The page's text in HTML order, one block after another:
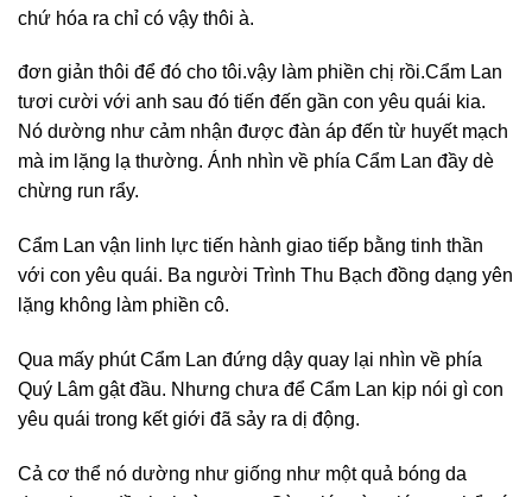
chứ hóa ra chỉ có vậy thôi à.
đơn giản thôi để đó cho tôi. vậy làm phiền chị rồi.Cẩm Lan
tươi cười với anh sau đó tiến đến gần con yêu quái kia.
Nó dường như cảm nhận được đàn áp đến từ huyết mạch
mà im lặng lạ thường. Ánh nhìn về phía Cẩm Lan đầy dè
chừng run rẩy.
Cẩm Lan vận linh lực tiến hành giao tiếp bằng tinh thần
với con yêu quái. Ba người Trình Thu Bạch đồng dạng yên
lặng không làm phiền cô.
Qua mấy phút Cẩm Lan đứng dậy quay lại nhìn về phía
Quý Lâm gật đầu. Nhưng chưa để Cẩm Lan kịp nói gì con
yêu quái trong kết giới đã sảy ra dị động.
Cả cơ thể nó dường như giống như một quả bóng da